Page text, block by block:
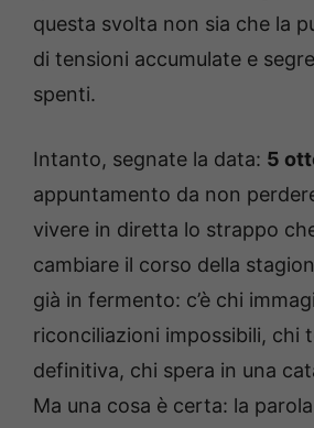
questa svolta non sia che la
di tensioni accumulate e
spenti.
Intanto, segnate la data: 5
appuntamento da non
vivere in diretta lo strappo
cambiare il corso della
già in fermento: c’è chi
riconciliazioni impossibili, chi
definitiva, chi spera in una
Ma una cosa è certa: la